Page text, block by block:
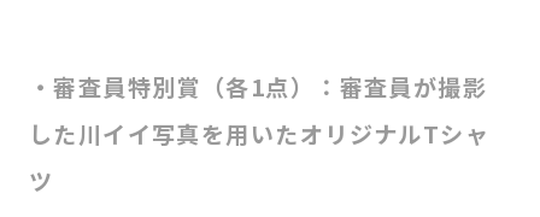
・審査員特別賞（各1点）：審査員が撮影
した川イイ写真を用いたオリジナルTシャ
ツ